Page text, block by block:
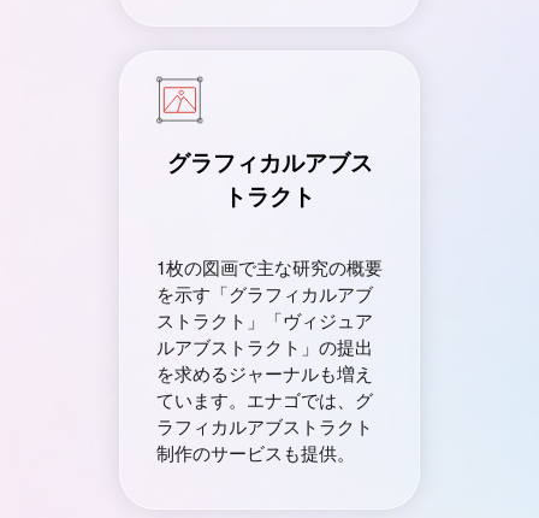
グラフィカルアブス
トラクト
1枚の図画で主な研究の概要
を示す「グラフィカルアブ
ストラクト」「ヴィジュア
ルアブストラクト」の提出
を求めるジャーナルも増え
ています。エナゴでは、グ
ラフィカルアブストラクト
制作のサービスも提供。